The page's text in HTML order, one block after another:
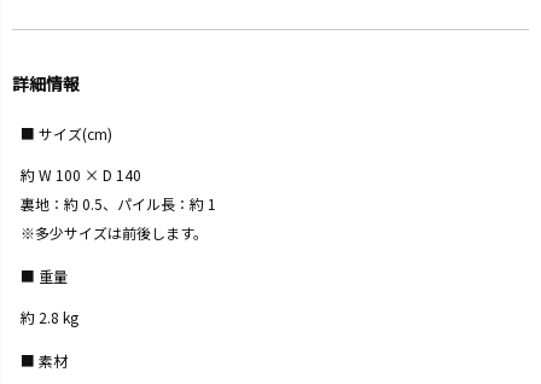
詳細情報
サイズ(cm)
約 W 100 × D 140
裏地：約 0.5、パイル長：約 1
※多少サイズは前後します。
重量
約 2.8 kg
素材